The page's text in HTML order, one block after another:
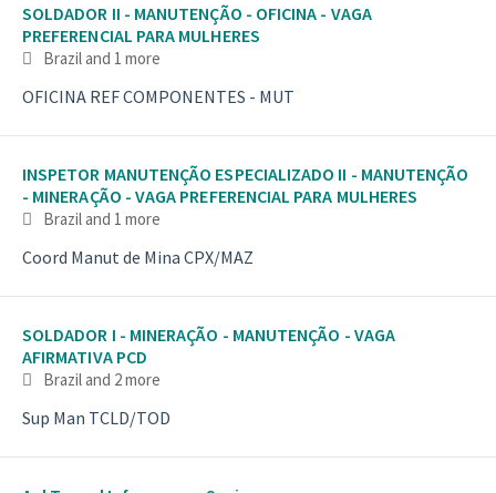
SOLDADOR II - MANUTENÇÃO - OFICINA - VAGA
PREFERENCIAL PARA MULHERES
Braziland 1 more
OFICINA REF COMPONENTES - MUT
INSPETOR MANUTENÇÃO ESPECIALIZADO II - MANUTENÇÃO
- MINERAÇÃO - VAGA PREFERENCIAL PARA MULHERES
Braziland 1 more
Coord Manut de Mina CPX/MAZ
SOLDADOR I - MINERAÇÃO - MANUTENÇÃO - VAGA
AFIRMATIVA PCD
Braziland 2 more
Sup Man TCLD/TOD